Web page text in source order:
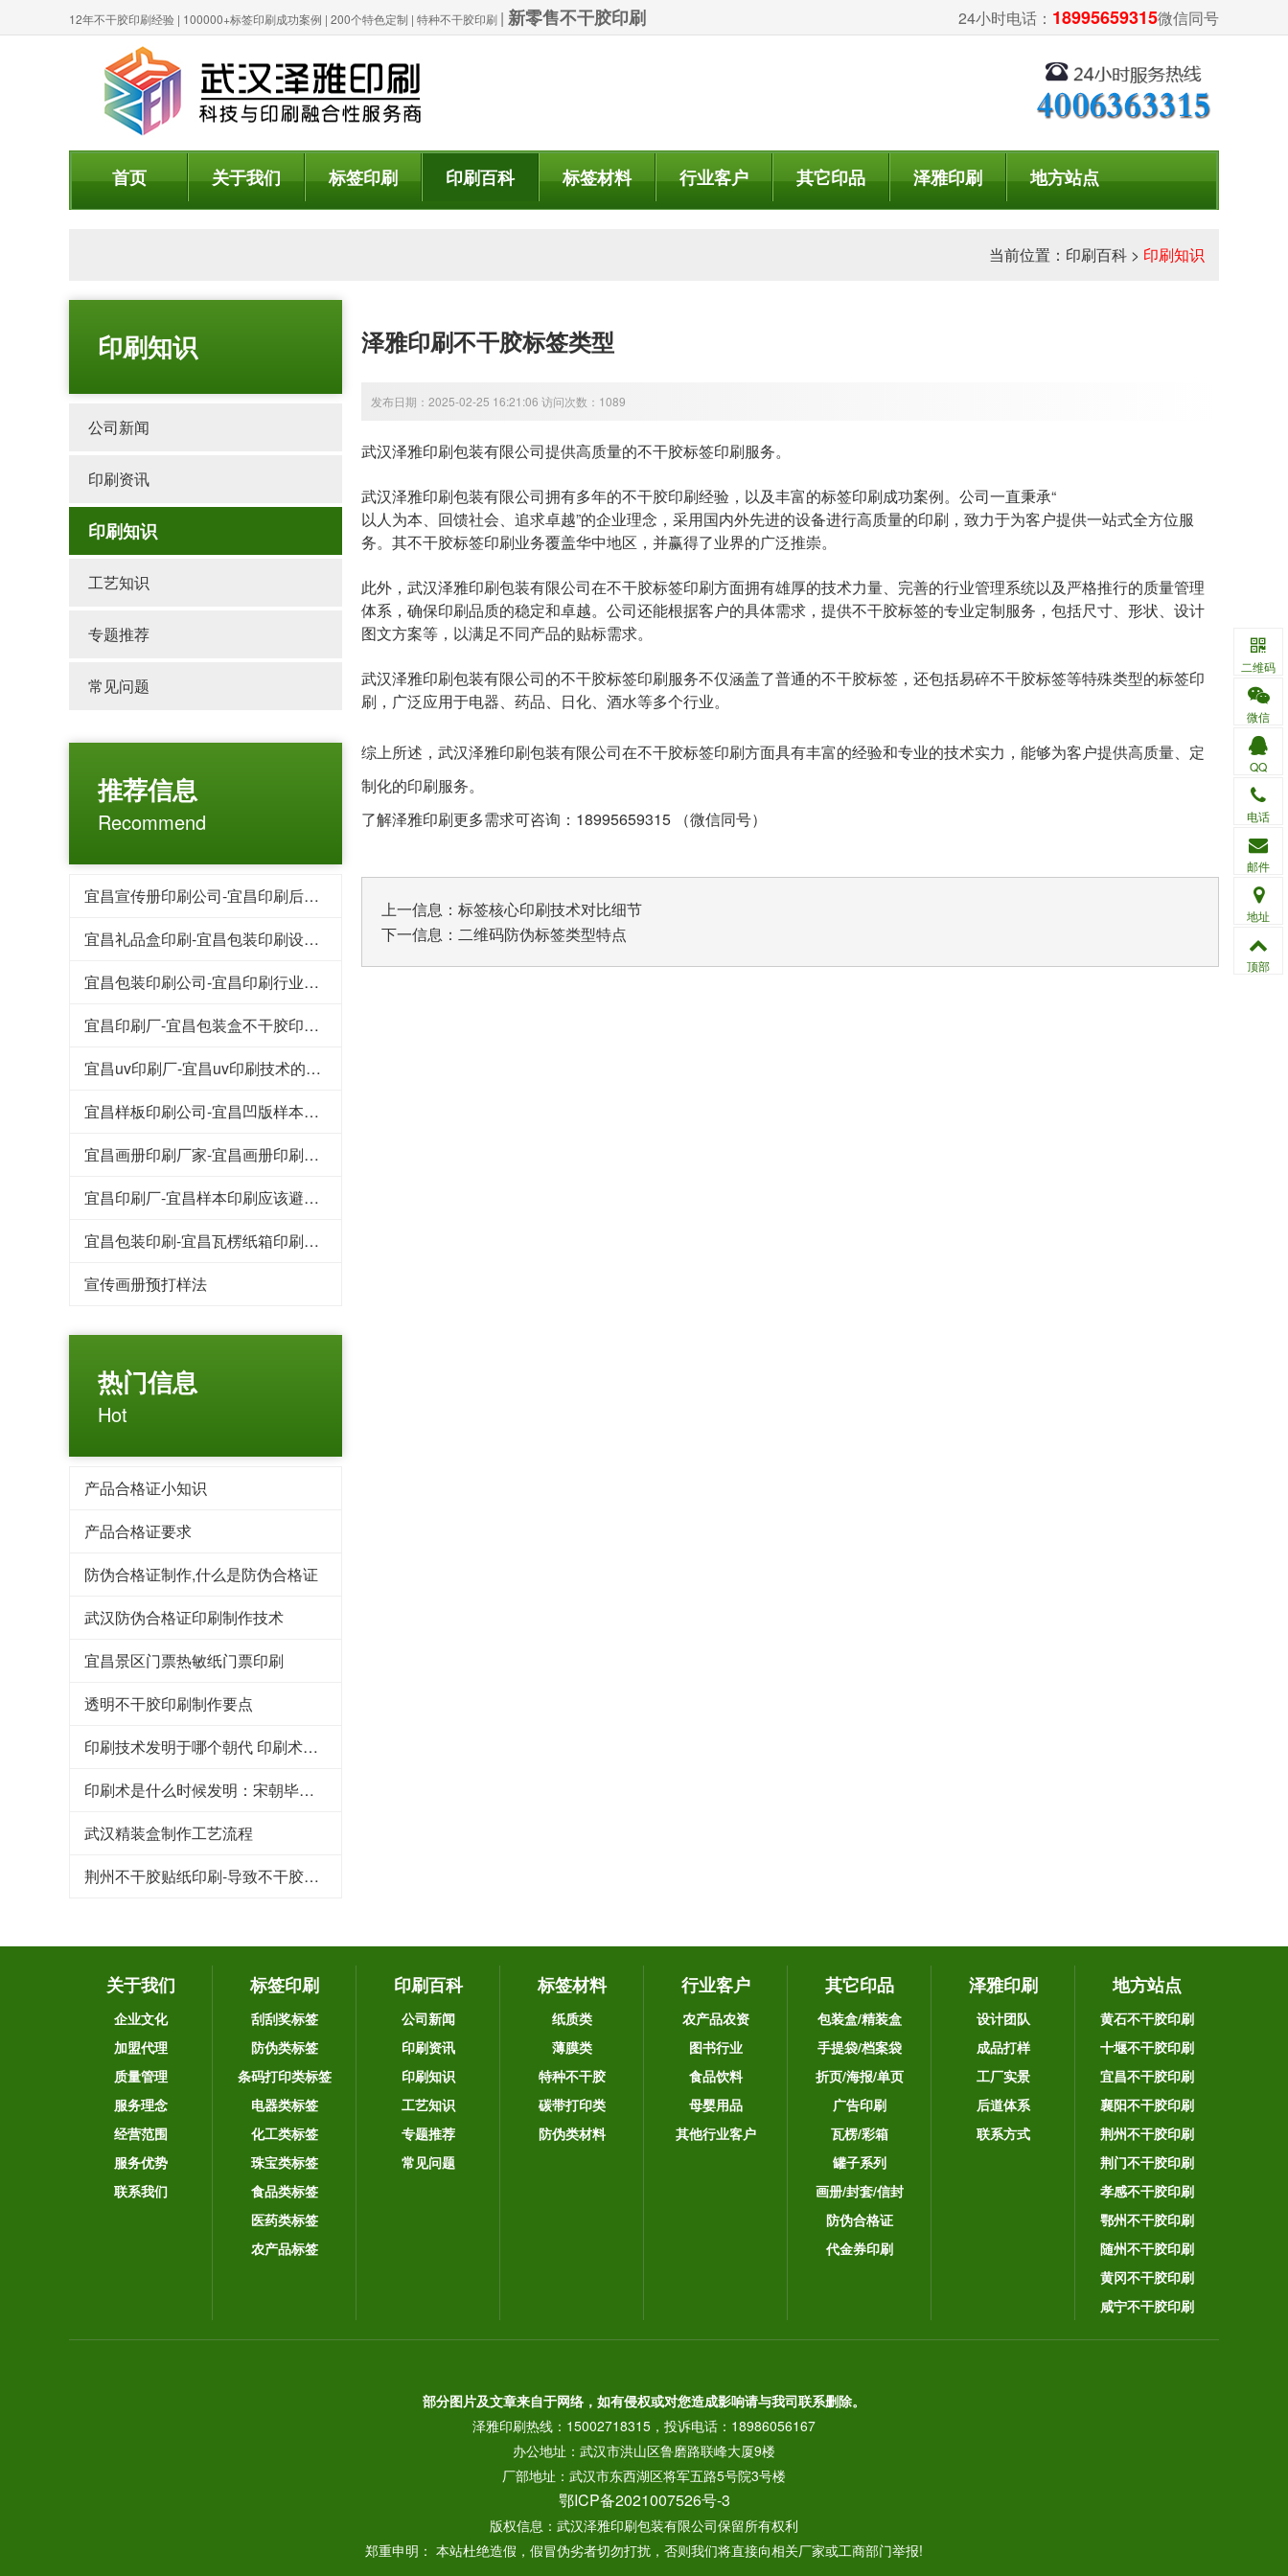
12年不干胶印刷经验 | 100000+标签印刷成功案例 | 200个特色定制 | 特种不干胶印刷 | 新零售不干胶印刷 24小时电话： 18995659315微信同号
首页 关于我们 标签印刷 印刷百科 标签材料 行业客户 其它印品 泽雅印刷 地方站点
当前位置： 印刷百科 > 印刷知识
印刷知识
公司新闻
印刷资讯
印刷知识
工艺知识
专题推荐
常见问题
推荐信息
Recommend
宜昌宣传册印刷公司-宜昌印刷后常见的工艺特点
宜昌礼品盒印刷-宜昌包装印刷设计行业的规范
宜昌包装印刷公司-宜昌印刷行业的这些专业术语
宜昌印刷厂-宜昌包装盒不干胶印刷基本知识和技巧
宜昌uv印刷厂-宜昌uv印刷技术的好处
宜昌样板印刷公司-宜昌凹版样本印刷工艺
宜昌画册印刷厂家-宜昌画册印刷知识点
宜昌印刷厂-宜昌样本印刷应该避免的八大浪费
宜昌包装印刷-宜昌瓦楞纸箱印刷常见的原材料
宣传画册预打样法
热门信息
Hot
产品合格证小知识
产品合格证要求
防伪合格证制作,什么是防伪合格证
武汉防伪合格证印刷制作技术
宜昌景区门票热敏纸门票印刷
透明不干胶印刷制作要点
印刷技术发明于哪个朝代 印刷术是哪个朝代发明的
印刷术是什么时候发明：宋朝毕昇发明（利于文化传承）
武汉精装盒制作工艺流程
荆州不干胶贴纸印刷-导致不干胶标签粘性下降的原因
泽雅印刷不干胶标签类型
发布日期：2025-02-25 16:21:06 访问次数：1089
武汉泽雅印刷包装有限公司提供高质量的不干胶标签印刷服务。
武汉泽雅印刷包装有限公司拥有多年的不干胶印刷经验，以及丰富的标签印刷成功案例。公司一直秉承“
以人为本、回馈社会、追求卓越”的企业理念，采用国内外先进的设备进行高质量的印刷，致力于为客户提供一站式全方位服
务。其不干胶标签印刷业务覆盖华中地区，并赢得了业界的广泛推崇。
此外，武汉泽雅印刷包装有限公司在不干胶标签印刷方面拥有雄厚的技术力量、完善的行业管理系统以及严格推行的质量管理
体系，确保印刷品质的稳定和卓越。公司还能根据客户的具体需求，提供不干胶标签的专业定制服务，包括尺寸、形状、设计
图文方案等，以满足不同产品的贴标需求。
武汉泽雅印刷包装有限公司的不干胶标签印刷服务不仅涵盖了普通的不干胶标签，还包括易碎不干胶标签等特殊类型的标签印
刷，广泛应用于电器、药品、日化、酒水等多个行业。
综上所述，武汉泽雅印刷包装有限公司在不干胶标签印刷方面具有丰富的经验和专业的技术实力，能够为客户提供高质量、定
制化的印刷服务。
了解泽雅印刷更多需求可咨询：18995659315 （微信同号）
上一信息： 标签核心印刷技术对比细节
下一信息： 二维码防伪标签类型特点
关于我们
企业文化
加盟代理
质量管理
服务理念
经营范围
服务优势
联系我们
标签印刷
刮刮奖标签
防伪类标签
条码打印类标签
电器类标签
化工类标签
珠宝类标签
食品类标签
医药类标签
农产品标签
印刷百科
公司新闻
印刷资讯
印刷知识
工艺知识
专题推荐
常见问题
标签材料
纸质类
薄膜类
特种不干胶
碳带打印类
防伪类材料
行业客户
农产品农资
图书行业
食品饮料
母婴用品
其他行业客户
其它印品
包装盒/精装盒
手提袋/档案袋
折页/海报/单页
广告印刷
瓦楞/彩箱
罐子系列
画册/封套/信封
防伪合格证
代金券印刷
泽雅印刷
设计团队
成品打样
工厂实景
后道体系
联系方式
地方站点
黄石不干胶印刷
十堰不干胶印刷
宜昌不干胶印刷
襄阳不干胶印刷
荆州不干胶印刷
荆门不干胶印刷
孝感不干胶印刷
鄂州不干胶印刷
随州不干胶印刷
黄冈不干胶印刷
咸宁不干胶印刷
部分图片及文章来自于网络，如有侵权或对您造成影响请与我司联系删除。
泽雅印刷热线：15002718315，投诉电话：18986056167
办公地址：武汉市洪山区鲁磨路联峰大厦9楼
厂部地址：武汉市东西湖区将军五路5号院3号楼
鄂ICP备2021007526号-3
版权信息：武汉泽雅印刷包装有限公司保留所有权利
郑重申明： 本站杜绝造假，假冒伪劣者切勿打扰，否则我们将直接向相关厂家或工商部门举报!
二维码
微信
QQ
电话
邮件
地址
顶部